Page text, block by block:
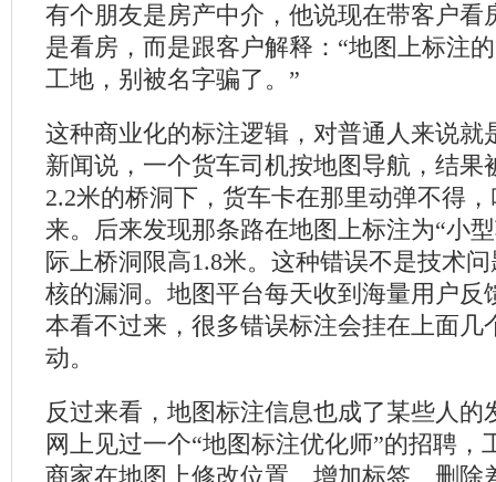
有个朋友是房产中介，他说现在带客户看
是看房，而是跟客户解释：“地图上标注
工地，别被名字骗了。”
这种商业化的标注逻辑，对普通人来说就
新闻说，一个货车司机按地图导航，结果
2.2米的桥洞下，货车卡在那里动弹不得
来。后来发现那条路在地图上标注为“小
际上桥洞限高1.8米。这种错误不是技术
核的漏洞。地图平台每天收到海量用户反
本看不过来，很多错误标注会挂在上面几
动。
反过来看，地图标注信息也成了某些人的
网上见过一个“地图标注优化师”的招聘，
商家在地图上修改位置、增加标签、删除